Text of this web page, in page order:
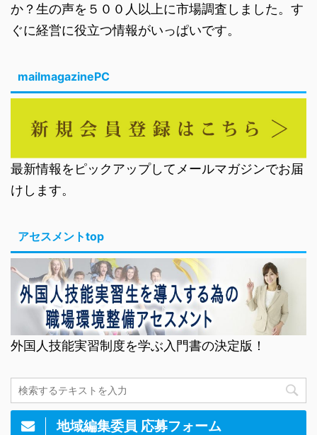
か？生の声を５００人以上に市場調査しました。す
ぐに経営に役立つ情報がいっぱいです。
mailmagazinePC
最新情報をピックアップしてメールマガジンでお届
けします。
アセスメントtop
外国人技能実習制度を学ぶ入門書の決定版！
地域編集委員 応募フォーム